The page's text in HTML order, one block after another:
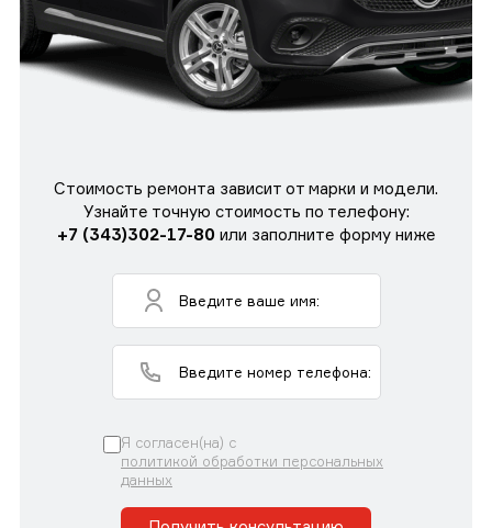
Стоимость ремонта зависит от марки и модели.
Узнайте точную стоимость по телефону:
+7 (343)302-17-80 или заполните форму ниже
Я согласен(на) с
политикой обработки персональных
данных